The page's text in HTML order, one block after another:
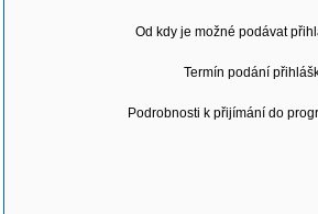
Od kdy je možné podávat
Termín podání
Podrobnosti k přijímání do